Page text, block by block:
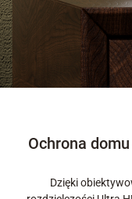
Ochrona
Dzięki